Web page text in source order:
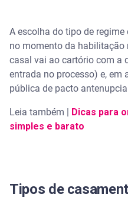
A escolha do tipo de
no momento da habilitação
casal vai ao cartório com a
entrada no processo) e, em
pública de pacto
Leia também |
Dicas para
simples e barato
Tipos de